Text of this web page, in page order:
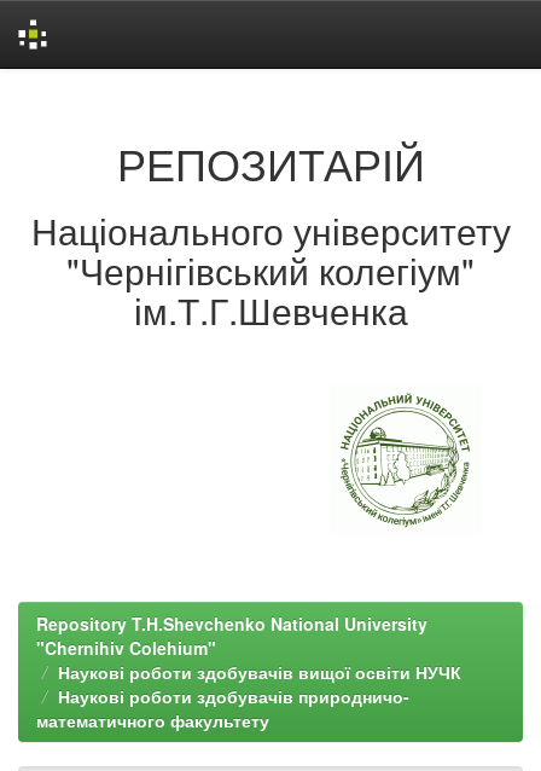
РЕПОЗИТАРІЙ
Національного університету
"Чернігівський колегіум"
ім.Т.Г.Шевченка
Repository T.H.Shevchenko National University
"Chernihiv Colehium"
Наукові роботи здобувачів вищої освіти НУЧК
Наукові роботи здобувачів природничо-
математичного факультету